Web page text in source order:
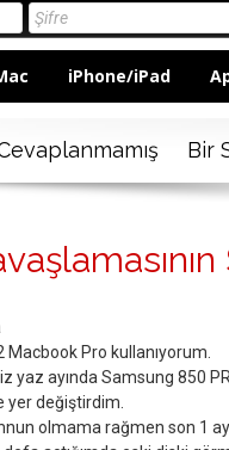
iPhone/iPad
Bir
Macbook Pro kullanıyorum.
yaz ayında Samsung 850
yer değiştirdim.
olmama rağmen son 1